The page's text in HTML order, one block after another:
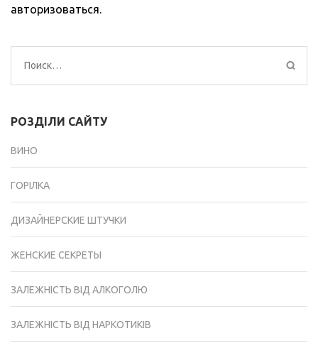
авторизоваться.
Найти:
РОЗДІЛИ САЙТУ
ВИНО
ГОРІЛКА
ДИЗАЙНЕРСКИЕ ШТУЧКИ
ЖЕНСКИЕ СЕКРЕТЫ
ЗАЛЕЖНІСТЬ ВІД АЛКОГОЛЮ
ЗАЛЕЖНІСТЬ ВІД НАРКОТИКІВ